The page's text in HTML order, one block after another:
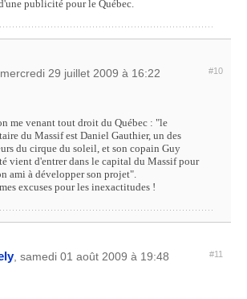
publicité pour le Québec.
, mercredi 29 juillet 2009 à 16:22 #10
me venant tout droit du Québec : "le
du Massif est Daniel Gauthier, un des
du cirque du soleil, et son copain Guy
vient d'entrer dans le capital du Massif pour
ami à développer son projet".
excuses pour les inexactitudes !
, samedi 01 août 2009 à 19:48 #11